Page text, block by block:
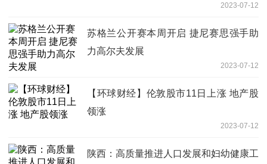
2023-07-12
苏格兰公开赛本周开启 捷尼赛思强手助
力高尔夫发展
2023-07-12
【环球财经】伦敦股市11日上涨 地产股
领涨
2023-07-12
陕西：高质量推进人口发展和妇幼健康工